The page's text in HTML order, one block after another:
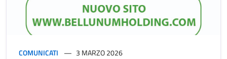
COMUNICATI 3 MARZO 2026